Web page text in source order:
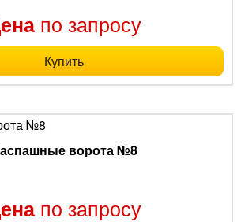
по запросу
Купить
ворота №8
по запросу